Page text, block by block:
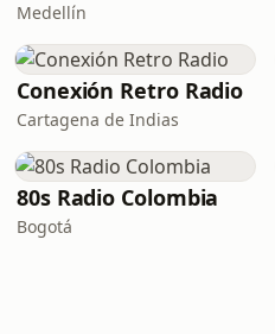
Medellín
Conexión Retro Radio
Cartagena de Indias
80s Radio Colombia
Bogotá